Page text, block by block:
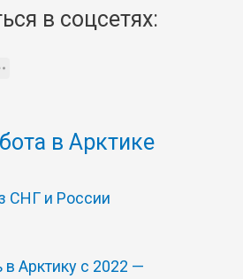
в соцсетях:
в Арктике
СНГ и России
в Арктику с 2022 —